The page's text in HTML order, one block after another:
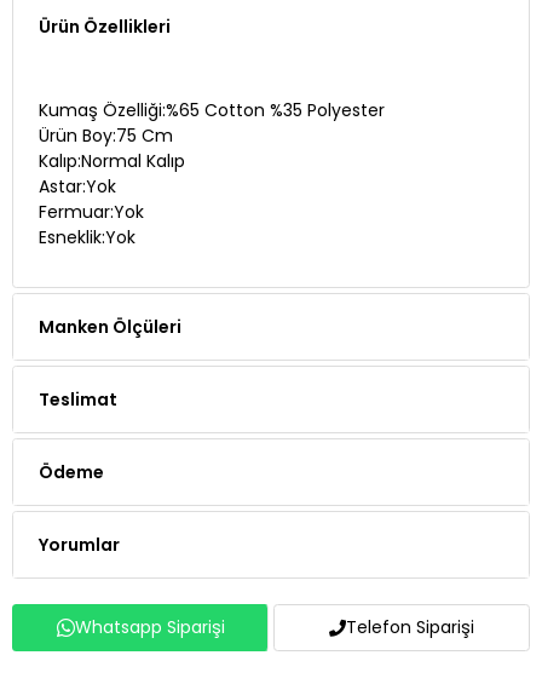
Ürün Özellikleri
Kumaş Özelliği:%65 Cotton %35 Polyester
Ürün Boy:75 Cm
Kalıp:Normal Kalıp
Astar:Yok
Fermuar:Yok
Esneklik:Yok
Manken Ölçüleri
Teslimat
Ödeme
Yorumlar
Whatsapp Siparişi Telefon Siparişi